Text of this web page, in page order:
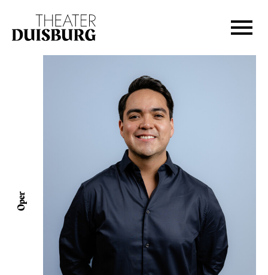
Zur Hauptnavigation springen
Zum Footer springen
Oper